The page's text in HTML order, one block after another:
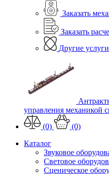
Заказать
Заказать
Другие услуги
управления механикой
(0)
(0)
Каталог
Звуковое
Световое
Сценическое